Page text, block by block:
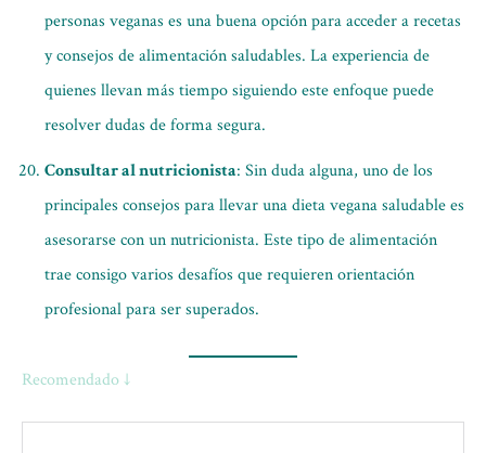
personas veganas es una buena opción para acceder a recetas
y consejos de alimentación saludables. La experiencia de
quienes llevan más tiempo siguiendo este enfoque puede
resolver dudas de forma segura.
Consultar al nutricionista: Sin duda alguna, uno de los
principales consejos para llevar una dieta vegana saludable es
asesorarse con un nutricionista. Este tipo de alimentación
trae consigo varios desafíos que requieren orientación
profesional para ser superados.
Recomendado ↓